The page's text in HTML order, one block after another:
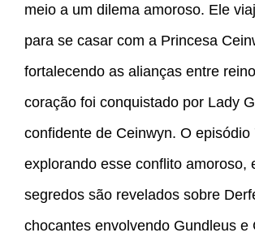
meio a um dilema amoroso. Ele
para se casar com a Princesa
fortalecendo as alianças entre
coração foi conquistado por Lady
confidente de Ceinwyn. O episódio
explorando esse conflito amoroso,
segredos são revelados sobre
chocantes envolvendo Gundleus e